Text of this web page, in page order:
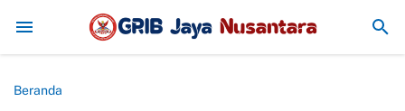
BRI dan Imigrasi Kelas II Non-TPI
Beranda